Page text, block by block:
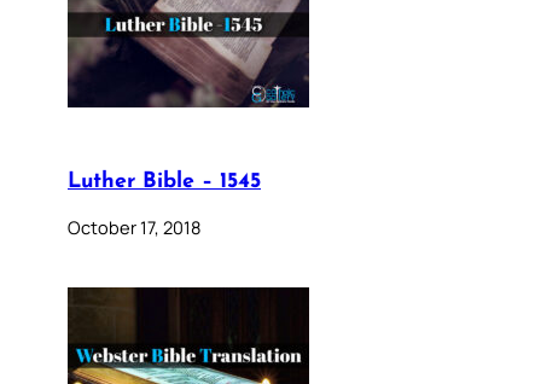
Luther Bible – 1545
October 17, 2018